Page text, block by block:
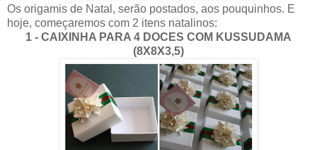
Os origamis de Natal, serão postados, aos pouquinhos. E
hoje, começaremos com 2 itens natalinos:
1 - CAIXINHA PARA 4 DOCES COM KUSSUDAMA
(8X8X3,5)